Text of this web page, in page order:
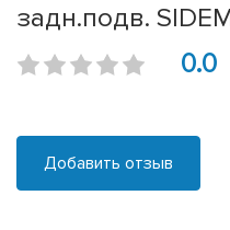
задн.подв.
0.0
Добавить отзыв